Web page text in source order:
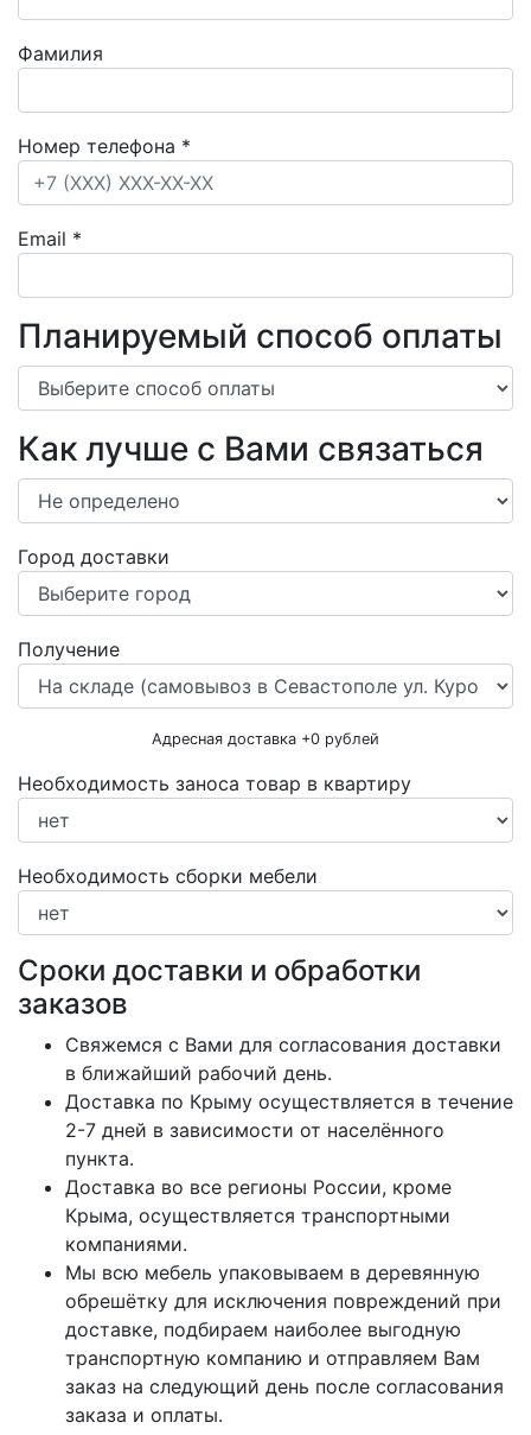
Фамилия
Номер телефона *
Email *
Планируемый способ оплаты
Как лучше с Вами связаться
Город доставки
Получение
Адресная доставка +0 рублей
Необходимость заноса товар в квартиру
Необходимость сборки мебели
Сроки доставки и обработки
заказов
Свяжемся с Вами для согласования доставки
в ближайший рабочий день.
Доставка по Крыму осуществляется в течение
2-7 дней в зависимости от населённого
пункта.
Доставка во все регионы России, кроме
Крыма, осуществляется транспортными
компаниями.
Мы всю мебель упаковываем в деревянную
обрешётку для исключения повреждений при
доставке, подбираем наиболее выгодную
транспортную компанию и отправляем Вам
заказ на следующий день после согласования
заказа и оплаты.